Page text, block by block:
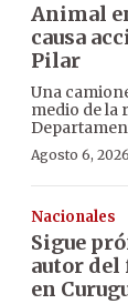
Animal
causa
Pilar
Una
medio de la
Agosto 6,
Nacionales
Sigue
autor
en